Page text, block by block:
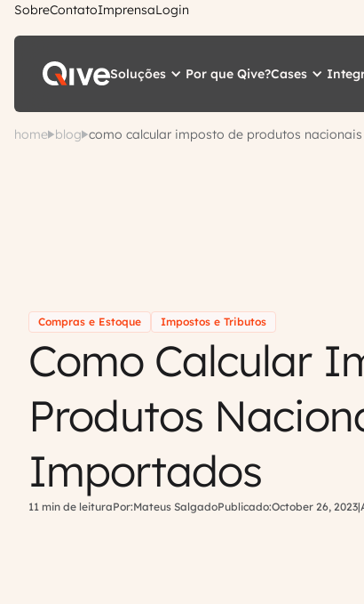
SobreContatoImprensaLogin
Soluções Por que Qive?Cases
home blog como calcular imposto de produtos
Compras e Estoque Impostos e Tributos
Como Calcular
Produtos
Importados
11 min de leituraPor:Mateus SalgadoPublicado:October 26, 2023|